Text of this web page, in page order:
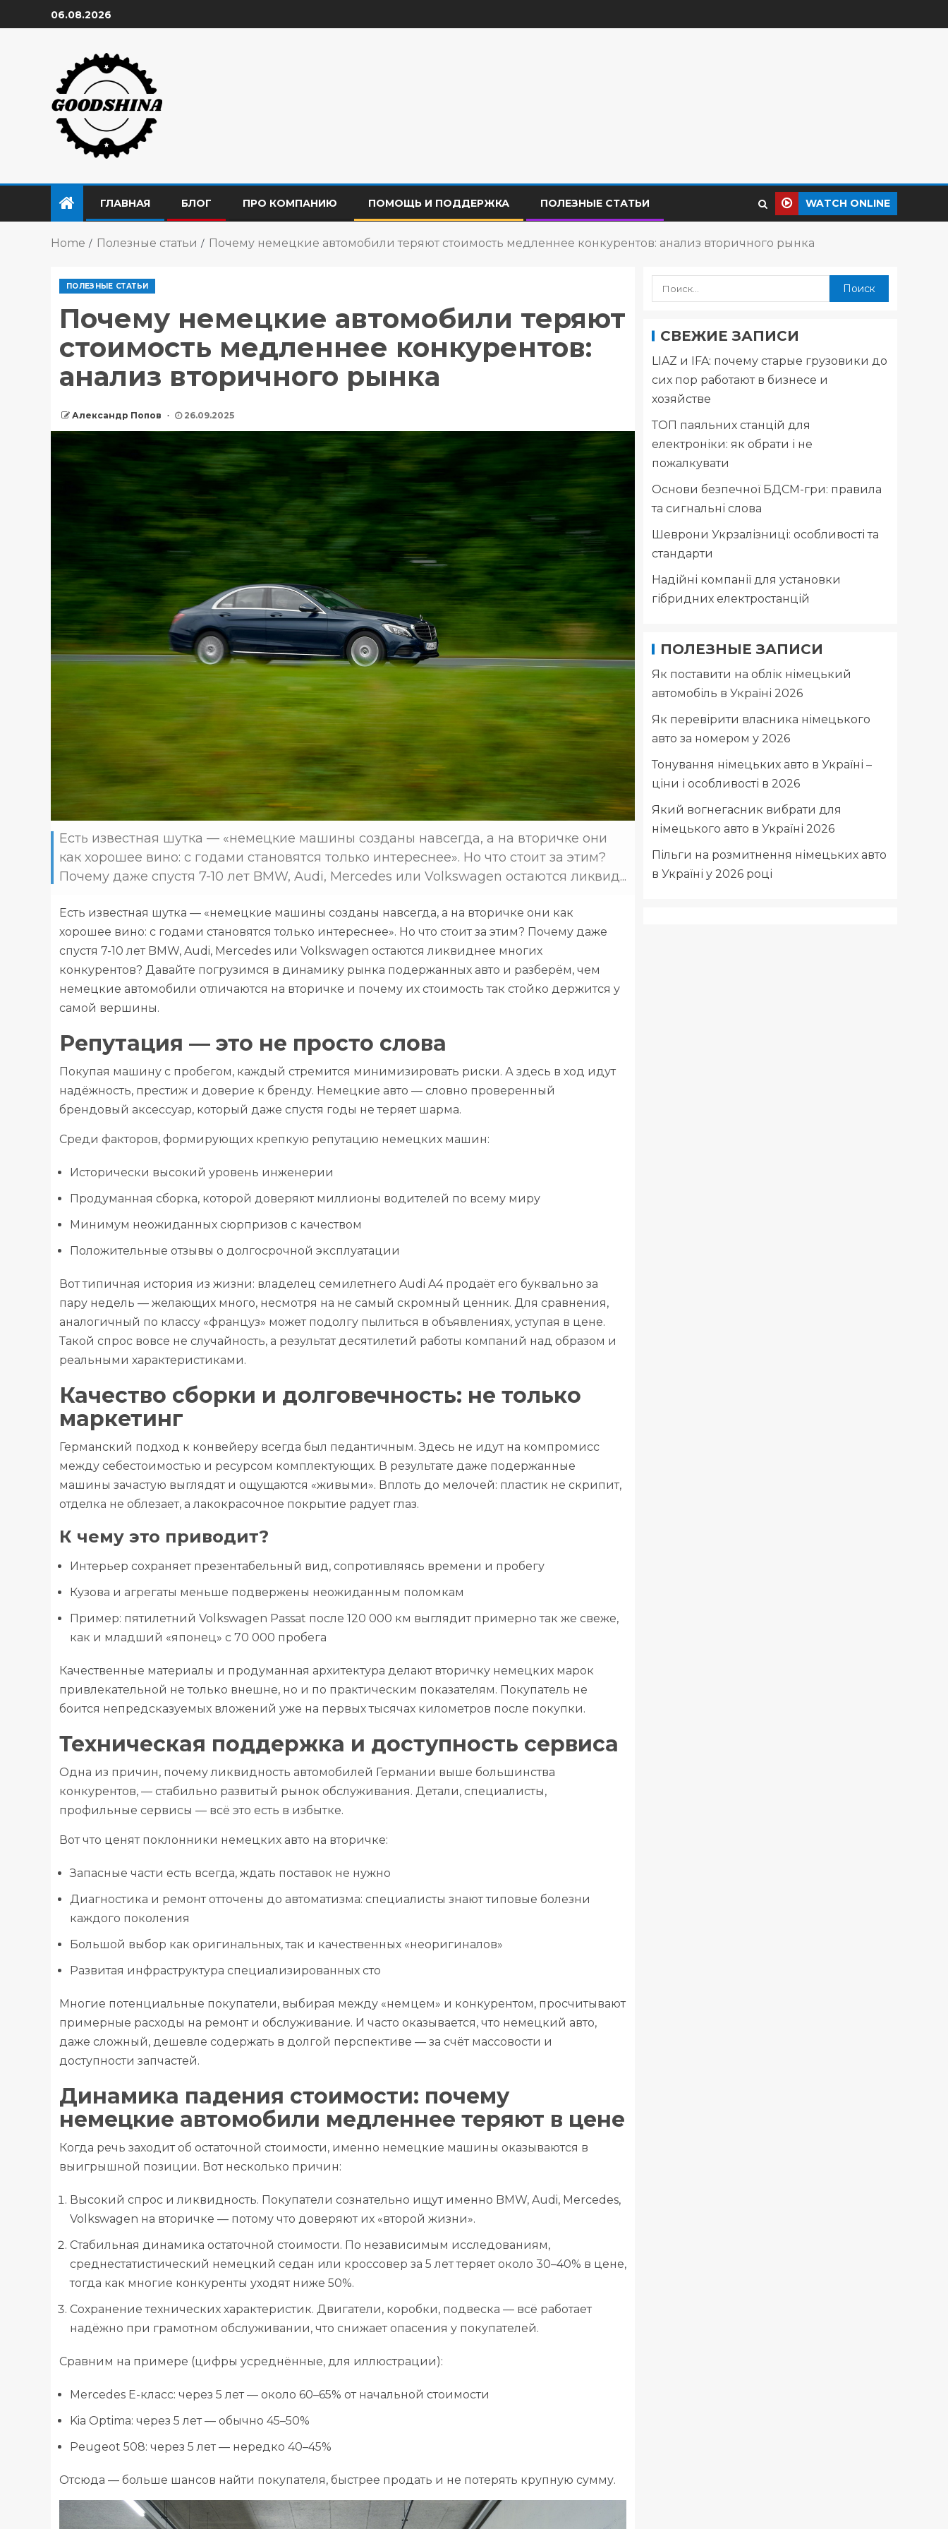
06.08.2026
ГЛАВНАЯ БЛОГ ПРО КОМПАНИЮ ПОМОЩЬ И ПОДДЕРЖКА ПОЛЕЗНЫЕ СТАТЬИ WATCH ONLINE
Home Полезные статьи Почему немецкие автомобили теряют стоимость медленнее конкурентов: анализ вторичного рынка
ПОЛЕЗНЫЕ СТАТЬИ
Почему немецкие автомобили теряют
стоимость медленнее конкурентов:
анализ вторичного рынка
Александр Попов 26.09.2025
Есть известная шутка — «немецкие машины созданы навсегда, а на вторичке они
как хорошее вино: с годами становятся только интереснее». Но что стоит за этим?
Почему даже спустя 7-10 лет BMW, Audi, Mercedes или Volkswagen остаются ликвид...
Есть известная шутка — «немецкие машины созданы навсегда, а на вторичке они как
хорошее вино: с годами становятся только интереснее». Но что стоит за этим? Почему даже
спустя 7-10 лет BMW, Audi, Mercedes или Volkswagen остаются ликвиднее многих
конкурентов? Давайте погрузимся в динамику рынка подержанных авто и разберём, чем
немецкие автомобили отличаются на вторичке и почему их стоимость так стойко держится у
самой вершины.
Репутация — это не просто слова
Покупая машину с пробегом, каждый стремится минимизировать риски. А здесь в ход идут
надёжность, престиж и доверие к бренду. Немецкие авто — словно проверенный
брендовый аксессуар, который даже спустя годы не теряет шарма.
Среди факторов, формирующих крепкую репутацию немецких машин:
Исторически высокий уровень инженерии
Продуманная сборка, которой доверяют миллионы водителей по всему миру
Минимум неожиданных сюрпризов с качеством
Положительные отзывы о долгосрочной эксплуатации
Вот типичная история из жизни: владелец семилетнего Audi A4 продаёт его буквально за
пару недель — желающих много, несмотря на не самый скромный ценник. Для сравнения,
аналогичный по классу «француз» может подолгу пылиться в объявлениях, уступая в цене.
Такой спрос вовсе не случайность, а результат десятилетий работы компаний над образом и
реальными характеристиками.
Качество сборки и долговечность: не только
маркетинг
Германский подход к конвейеру всегда был педантичным. Здесь не идут на компромисс
между себестоимостью и ресурсом комплектующих. В результате даже подержанные
машины зачастую выглядят и ощущаются «живыми». Вплоть до мелочей: пластик не скрипит,
отделка не облезает, а лакокрасочное покрытие радует глаз.
К чему это приводит?
Интерьер сохраняет презентабельный вид, сопротивляясь времени и пробегу
Кузова и агрегаты меньше подвержены неожиданным поломкам
Пример: пятилетний Volkswagen Passat после 120 000 км выглядит примерно так же свеже,
как и младший «японец» с 70 000 пробега
Качественные материалы и продуманная архитектура делают вторичку немецких марок
привлекательной не только внешне, но и по практическим показателям. Покупатель не
боится непредсказуемых вложений уже на первых тысячах километров после покупки.
Техническая поддержка и доступность сервиса
Одна из причин, почему ликвидность автомобилей Германии выше большинства
конкурентов, — стабильно развитый рынок обслуживания. Детали, специалисты,
профильные сервисы — всё это есть в избытке.
Вот что ценят поклонники немецких авто на вторичке:
Запасные части есть всегда, ждать поставок не нужно
Диагностика и ремонт отточены до автоматизма: специалисты знают типовые болезни
каждого поколения
Большой выбор как оригинальных, так и качественных «неоригиналов»
Развитая инфраструктура специализированных сто
Многие потенциальные покупатели, выбирая между «немцем» и конкурентом, просчитывают
примерные расходы на ремонт и обслуживание. И часто оказывается, что немецкий авто,
даже сложный, дешевле содержать в долгой перспективе — за счёт массовости и
доступности запчастей.
Динамика падения стоимости: почему
немецкие автомобили медленнее теряют в цене
Когда речь заходит об остаточной стоимости, именно немецкие машины оказываются в
выигрышной позиции. Вот несколько причин:
Высокий спрос и ликвидность. Покупатели сознательно ищут именно BMW, Audi, Mercedes,
Volkswagen на вторичке — потому что доверяют их «второй жизни».
Стабильная динамика остаточной стоимости. По независимым исследованиям,
среднестатистический немецкий седан или кроссовер за 5 лет теряет около 30–40% в цене,
тогда как многие конкуренты уходят ниже 50%.
Сохранение технических характеристик. Двигатели, коробки, подвеска — всё работает
надёжно при грамотном обслуживании, что снижает опасения у покупателей.
Сравним на примере (цифры усреднённые, для иллюстрации):
Mercedes E-класс: через 5 лет — около 60–65% от начальной стоимости
Kia Optima: через 5 лет — обычно 45–50%
Peugeot 508: через 5 лет — нередко 40–45%
Отсюда — больше шансов найти покупателя, быстрее продать и не потерять крупную сумму.
СВЕЖИЕ ЗАПИСИ
LIAZ и IFA: почему старые грузовики до
сих пор работают в бизнесе и
хозяйстве
ТОП паяльних станцій для
електроніки: як обрати і не
пожалкувати
Основи безпечної БДСМ-гри: правила
та сигнальні слова
Шеврони Укрзалізниці: особливості та
стандарти
Надійні компанії для установки
гібридних електростанцій
ПОЛЕЗНЫЕ ЗАПИСИ
Як поставити на облік німецький
автомобіль в Україні 2026
Як перевірити власника німецького
авто за номером у 2026
Тонування німецьких авто в Україні –
ціни і особливості в 2026
Який вогнегасник вибрати для
німецького авто в Україні 2026
Пільги на розмитнення німецьких авто
в Україні у 2026 році